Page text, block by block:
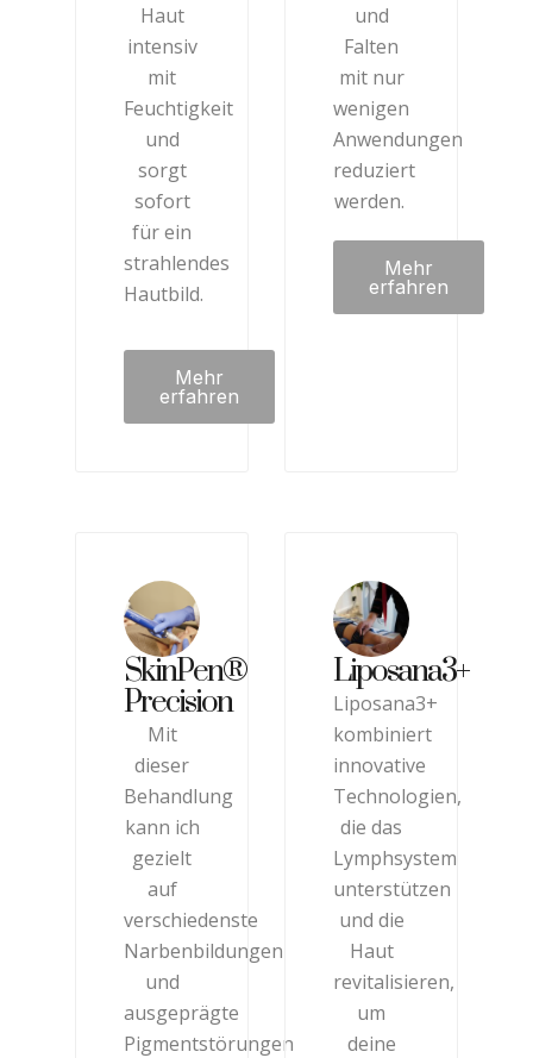
Haut
intensiv
mit
Feuchtigkeit
und
sorgt
sofort
für ein
strahlendes
Hautbild.
Mehr
erfahren
und
Falten
mit nur
wenigen
Anwendungen
reduziert
werden.
Mehr
erfahren
SkinPen®
Precision
Mit
dieser
Behandlung
kann ich
gezielt
auf
verschiedenste
Narbenbildungen
und
ausgeprägte
Pigmentstörungen
Liposana3+
Liposana3+
kombiniert
innovative
Technologien,
die das
Lymphsystem
unterstützen
und die
Haut
revitalisieren,
um
deine